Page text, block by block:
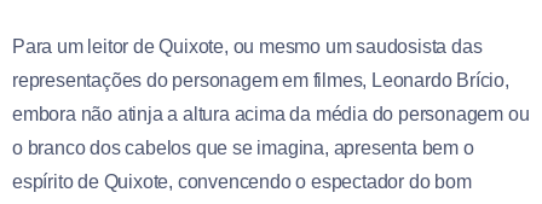
Para um leitor de Quixote, ou mesmo um saudosista das
representações do personagem em filmes, Leonardo Brício,
embora não atinja a altura acima da média do personagem ou
o branco dos cabelos que se imagina, apresenta bem o
espírito de Quixote, convencendo o espectador do bom